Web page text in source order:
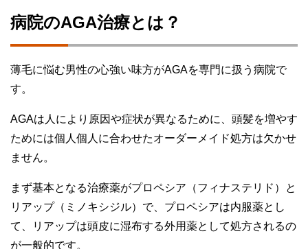
病院のAGA治療とは？
薄毛に悩む男性の心強い味方がAGAを専門に扱う病院で
す。
AGAは人により原因や症状が異なるために、頭髪を増やす
ためには個人個人に合わせたオーダーメイド処方は欠かせ
ません。
まず基本となる治療薬がプロペシア（フィナステリド）と
リアップ（ミノキシジル）で、プロペシアは内服薬とし
て、リアップは頭皮に湿布する外用薬として処方されるの
が一般的です。